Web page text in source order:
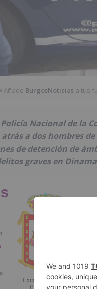
★Añade BurgosNoticias a tus
Nacional de la
a dos hombres
de detención de
graves en